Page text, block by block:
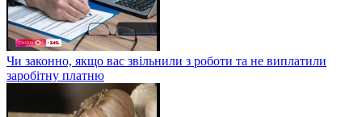
Чи законно, якщо вас звільнили з роботи та не виплатили
заробітну платню